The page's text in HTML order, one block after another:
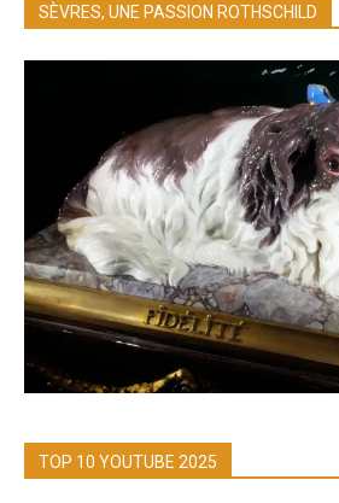
SÈVRES, UNE PASSION ROTHSCHILD
TOP 10 YOUTUBE 2025